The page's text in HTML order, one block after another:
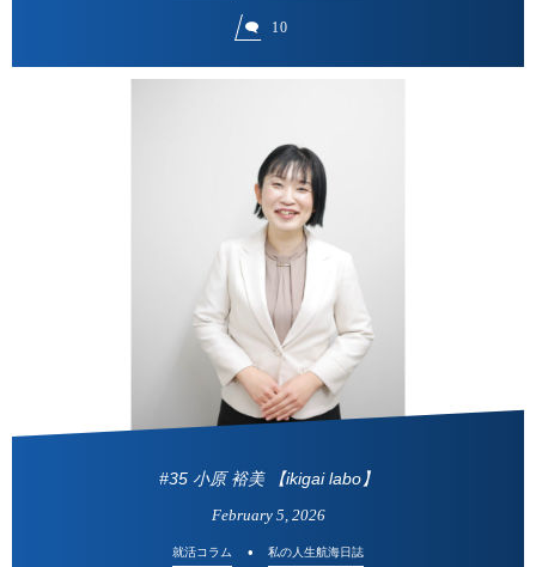
10
#35 小原 裕美 【ikigai labo】
February 5 2026
就活コラム 私の人生航海日誌